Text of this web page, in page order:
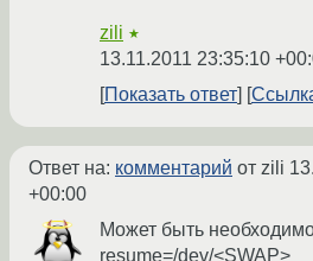
zili ★
13.11.2011 23:35:10
Показать ответ
Ответ на: комментарий от zili
+00:00
Может быть
resume=/dev/<SWAP>